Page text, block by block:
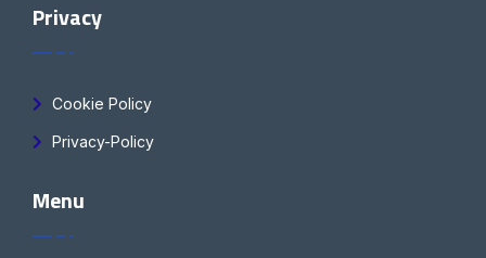
Privacy
Cookie Policy
Privacy-Policy
Menu